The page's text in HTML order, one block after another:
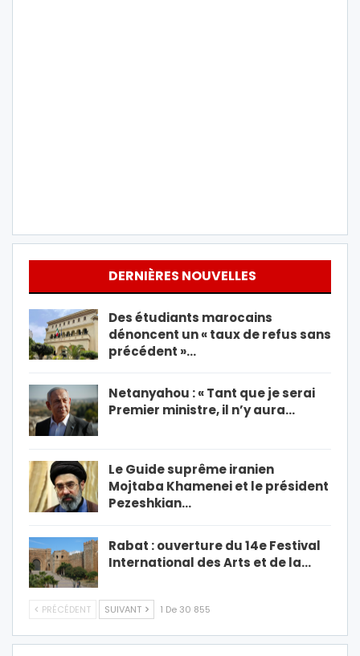
DERNIÈRES NOUVELLES
Des étudiants marocains
dénoncent un « taux de refus sans
précédent »…
Netanyahou : « Tant que je serai
Premier ministre, il n’y aura…
Le Guide suprême iranien
Mojtaba Khamenei et le président
Pezeshkian…
Rabat : ouverture du 14e Festival
International des Arts et de la…
PRÉCÉDENT SUIVANT 1 De 30 855